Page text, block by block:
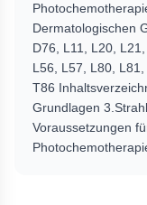
Dermatologischen
D76, L11, L20,
L56, L57, L80,
T86
Grundlagen
Voraussetzungen